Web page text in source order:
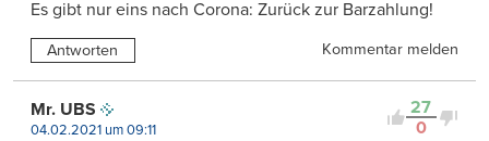
Es gibt nur eins nach Corona: Zurück zur Barzahlung!
Antworten Kommentar melden
27
0
Mr. UBS
04.02.2021 um 09:11